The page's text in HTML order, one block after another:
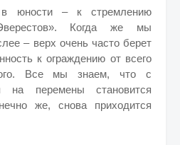
в юности – к стремлению
Когда же мы
– верх очень часто берет
к ограждению от всего
Все мы знаем, что с
на перемены становится
же, снова приходится